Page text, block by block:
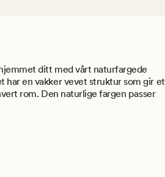
ditt med vårt naturfargede
en vakker vevet struktur som gir et
rom. Den naturlige fargen passer